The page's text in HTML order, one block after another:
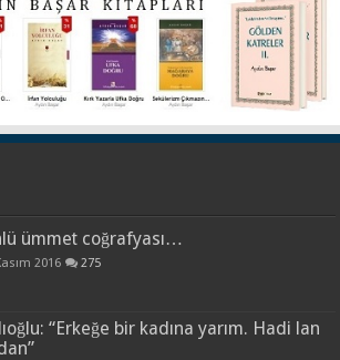
ümmet coğrafyası…
2016 275
“Erkeğe bir kadına yarım. Hadi lan